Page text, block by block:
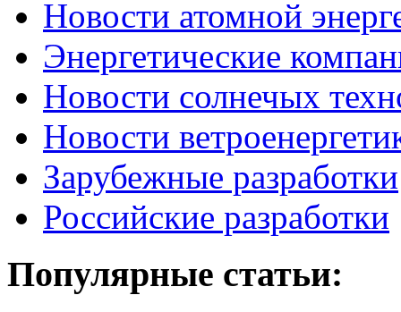
Новости атомной
Энергетические
Новости солнечых
Новости
Зарубежные разработки
Российские разработки
Популярные статьи: